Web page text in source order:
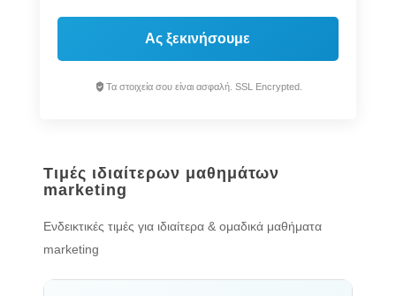
Ας ξεκινήσουμε
Τα στοιχεία σου είναι ασφαλή. SSL Encrypted.
Τιμές ιδιαίτερων μαθημάτων
marketing
Ενδεικτικές τιμές για ιδιαίτερα & ομαδικά μαθήματα
marketing